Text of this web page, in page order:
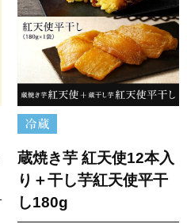
蔵焼き芋 紅天使12本入
り＋干し芋紅天使平干
し180g